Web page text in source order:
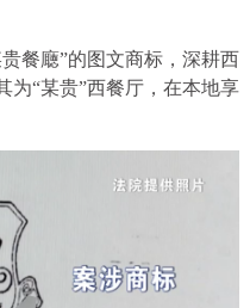
餐廰”的图文商标，深耕西
为“某贵”西餐厅，在本地享